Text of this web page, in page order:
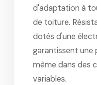
d'adaptation à
de toiture.
dotés d'une
garantissent une
même dans des
variables.